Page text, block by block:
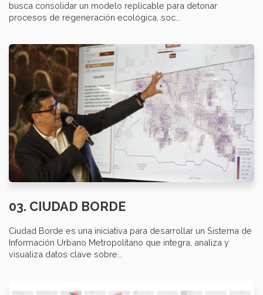
busca consolidar un modelo replicable para detonar
procesos de regeneración ecológica, soc...
03. CIUDAD BORDE
Ciudad Borde es una iniciativa para desarrollar un Sistema de
Información Urbano Metropolitano que integra, analiza y
visualiza datos clave sobre...